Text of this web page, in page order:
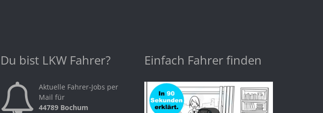
Du bist LKW Fahrer?
Aktuelle Fahrer-Jobs per
Mail für
44789 Bochum
Einfach Fahrer finden